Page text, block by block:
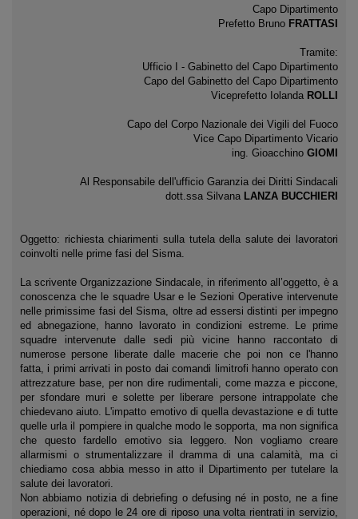
Capo Dipartimento
Prefetto Bruno FRATTASI
Tramite:
Ufficio I - Gabinetto del Capo Dipartimento
Capo del Gabinetto del Capo Dipartimento
Viceprefetto Iolanda ROLLI
Capo del Corpo Nazionale dei Vigili del Fuoco
Vice Capo Dipartimento Vicario
ing. Gioacchino GIOMI
Al Responsabile dell'ufficio Garanzia dei Diritti Sindacali
dott.ssa Silvana LANZA BUCCHIERI
Oggetto: richiesta chiarimenti sulla tutela della salute dei lavoratori
coinvolti nelle prime fasi del Sisma.
La scrivente Organizzazione Sindacale, in riferimento all’oggetto, è a
conoscenza che le squadre Usar e le Sezioni Operative intervenute
nelle primissime fasi del Sisma, oltre ad essersi distinti per impegno
ed abnegazione, hanno lavorato in condizioni estreme. Le prime
squadre intervenute dalle sedi più vicine hanno raccontato di
numerose persone liberate dalle macerie che poi non ce l'hanno
fatta, i primi arrivati in posto dai comandi limitrofi hanno operato con
attrezzature base, per non dire rudimentali, come mazza e piccone,
per sfondare muri e solette per liberare persone intrappolate che
chiedevano aiuto. L'impatto emotivo di quella devastazione e di tutte
quelle urla il pompiere in qualche modo le sopporta, ma non significa
che questo fardello emotivo sia leggero. Non vogliamo creare
allarmismi o strumentalizzare il dramma di una calamità, ma ci
chiediamo cosa abbia messo in atto il Dipartimento per tutelare la
salute dei lavoratori.
Non abbiamo notizia di debriefing o defusing né in posto, ne a fine
operazioni, né dopo le 24 ore di riposo una volta rientrati in servizio,